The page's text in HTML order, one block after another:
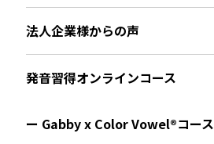
法人企業様からの声
発音習得オンラインコース
ー Gabby x Color Vowel®︎コース